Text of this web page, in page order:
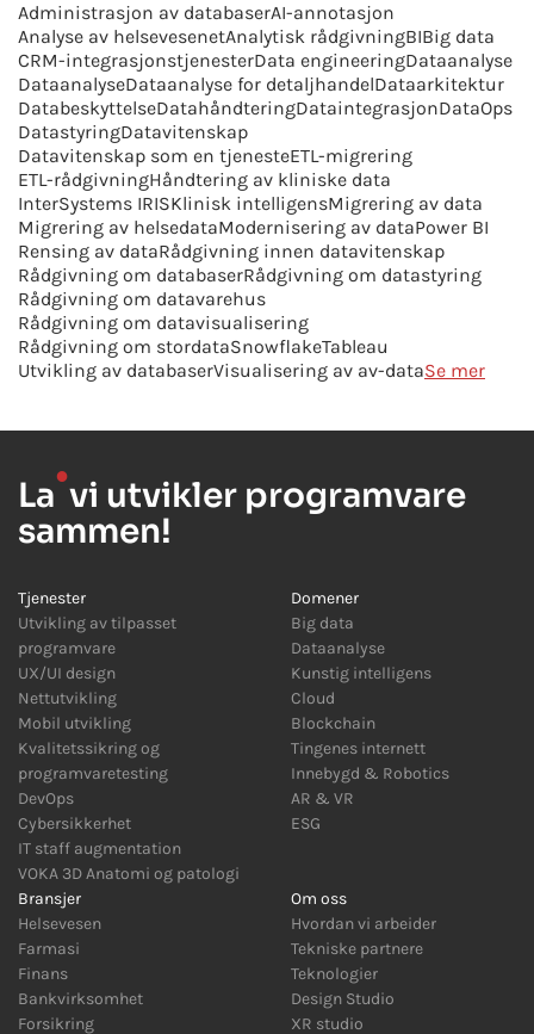
Administrasjon av databaserAI-annotasjon
Analyse av helsevesenetAnalytisk rådgivningBIBig data
CRM-integrasjonstjenesterData engineeringDataanalyse
DataanalyseDataanalyse for detaljhandelDataarkitektur
DatabeskyttelseDatahåndteringDataintegrasjonDataOps
DatastyringDatavitenskap
Datavitenskap som en tjenesteETL-migrering
ETL-rådgivningHåndtering av kliniske data
InterSystems IRISKlinisk intelligensMigrering av data
Migrering av helsedataModernisering av dataPower BI
Rensing av dataRådgivning innen datavitenskap
Rådgivning om databaserRådgivning om datastyring
Rådgivning om datavarehus
Rådgivning om datavisualisering
Rådgivning om stordataSnowflakeTableau
Utvikling av databaserVisualisering av av-dataSe mer
La●vi utvikler programvare
sammen!
Tjenester
Utvikling av tilpasset
programvare
UX/UI design
Nettutvikling
Mobil utvikling
Kvalitetssikring og
programvaretesting
DevOps
Cybersikkerhet
IT staff augmentation
VOKA 3D Anatomi og patologi
Domener
Big data
Dataanalyse
Kunstig intelligens
Cloud
Blockchain
Tingenes internett
Innebygd & Robotics
AR & VR
ESG
Bransjer
Helsevesen
Farmasi
Finans
Bankvirksomhet
Forsikring
Om oss
Hvordan vi arbeider
Tekniske partnere
Teknologier
Design Studio
XR studio